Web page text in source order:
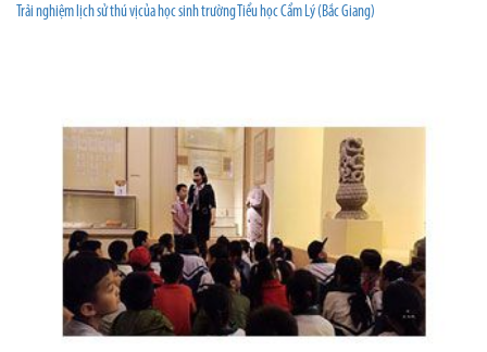
Trải nghiệm lịch sử thú vịcủa học sinh trường Tiểu học Cẩm Lý (Bắc Giang)